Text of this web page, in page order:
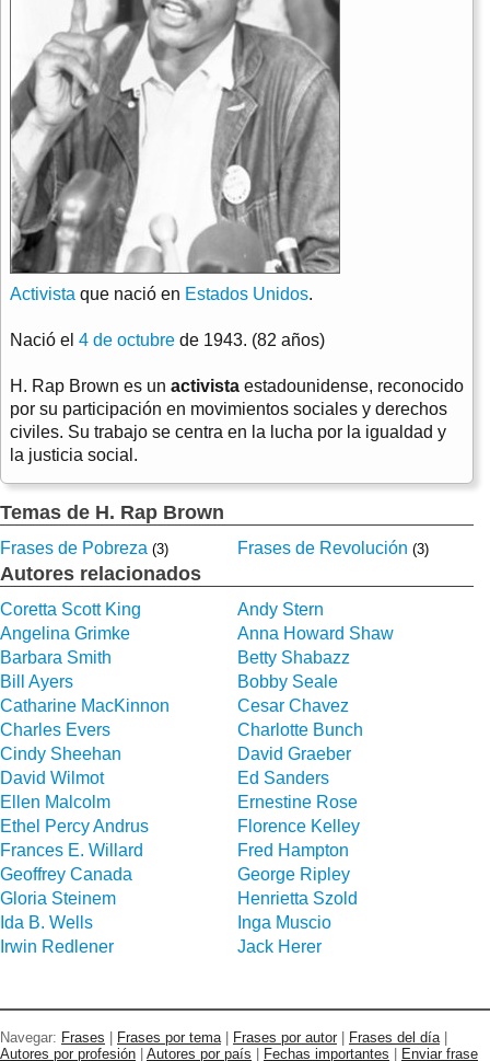
Activista que nació en Estados Unidos.
Nació el 4 de octubre de 1943. (82 años)
H. Rap Brown es un activista estadounidense, reconocido
por su participación en movimientos sociales y derechos
civiles. Su trabajo se centra en la lucha por la igualdad y
la justicia social.
Temas de H. Rap Brown
Frases de Pobreza (3) Frases de Revolución (3)
Autores relacionados
Coretta Scott King
Andy Stern
Angelina Grimke
Anna Howard Shaw
Barbara Smith
Betty Shabazz
Bill Ayers
Bobby Seale
Catharine MacKinnon
Cesar Chavez
Charles Evers
Charlotte Bunch
Cindy Sheehan
David Graeber
David Wilmot
Ed Sanders
Ellen Malcolm
Ernestine Rose
Ethel Percy Andrus
Florence Kelley
Frances E. Willard
Fred Hampton
Geoffrey Canada
George Ripley
Gloria Steinem
Henrietta Szold
Ida B. Wells
Inga Muscio
Irwin Redlener
Jack Herer
Navegar: Frases Frases por tema| Frases por autor Frases del día|
Autores por profesión
Autores por país Fechas importantes Enviar frase